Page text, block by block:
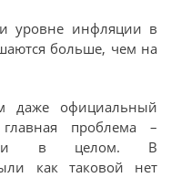
уровне инфляции в
больше, чем на
даже официальный
проблема –
в целом. В
как таковой нет